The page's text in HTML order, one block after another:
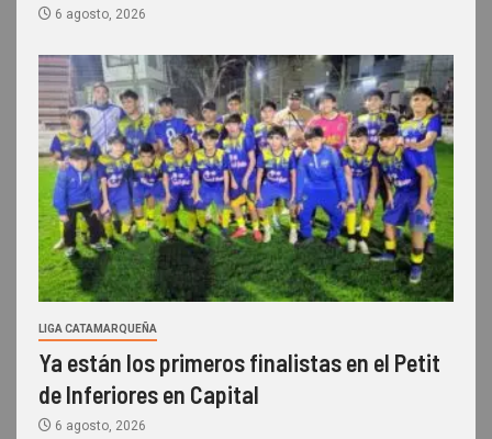
6 agosto, 2026
LIGA CATAMARQUEÑA
Ya están los primeros finalistas en el Petit
de Inferiores en Capital
6 agosto, 2026